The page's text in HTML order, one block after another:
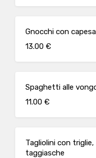
Gnocchi con
13.00 €
Spaghetti alle
11.00 €
Tagliolini con
taggiasche